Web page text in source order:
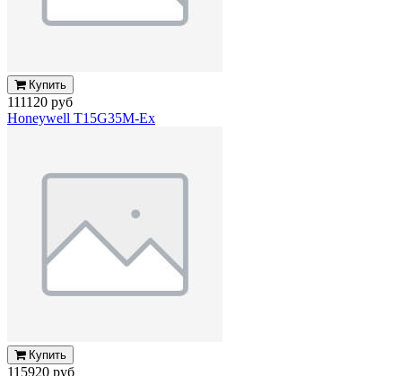
Купить
111120 руб
Honeywell T15G35M-Ex
Купить
115920 руб